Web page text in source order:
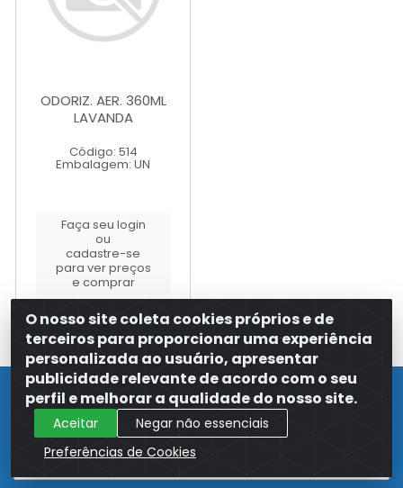
ODORIZ. AER. 360ML
LAVANDA
Código: 514
Embalagem: UN
Faça seu login
ou
cadastre-se
para ver preços
e comprar
O nosso site coleta cookies próprios e de
terceiros para proporcionar uma experiência
personalizada ao usuário, apresentar
publicidade relevante de acordo com o seu
perfil e melhorar a qualidade do nosso site.
Aceitar
Negar não essenciais
Preferências de Cookies
Cadastre-se para receber nossas
ofertas!